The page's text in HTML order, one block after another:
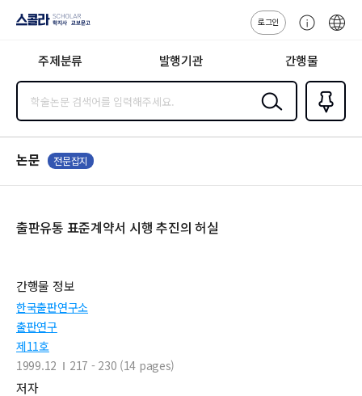
지사·교보문고
로그인
센
주제분류 발행기관 간행물
검색
즐겨찾
기0
논문 전문잡지
출판유통 표준계약서 시행 추진의 허실
간행물 정보
한국출판연구소
출판연구
제11호
1999.12
217 - 230 (14 pages)
저자